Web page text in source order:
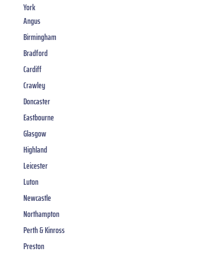
York
Angus
Birmingham
Bradford
Cardiff
Crawley
Doncaster
Eastbourne
Glasgow
Highland
Leicester
Luton
Newcastle
Northampton
Perth & Kinross
Preston